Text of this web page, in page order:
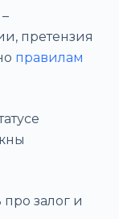
претензия
правилам
залог и